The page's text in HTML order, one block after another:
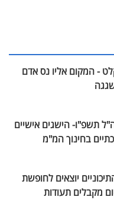
- המקום אליו נס אדם
תשפ"ו- הישגים אישיים
בחינוך המ"מ
יוצאים לחופשת
מקבלים תעודות